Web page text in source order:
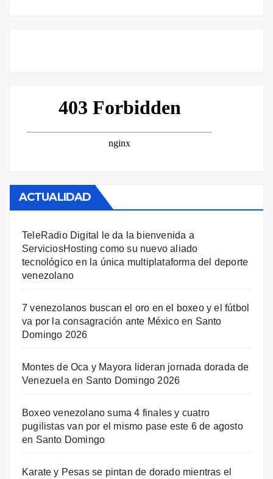
ACTUALIDAD
TeleRadio Digital le da la bienvenida a
ServiciosHosting como su nuevo aliado
tecnológico en la única multiplataforma del deporte
venezolano
7 venezolanos buscan el oro en el boxeo y el fútbol
va por la consagración ante México en Santo
Domingo 2026
Montes de Oca y Mayora lideran jornada dorada de
Venezuela en Santo Domingo 2026
Boxeo venezolano suma 4 finales y cuatro
pugilistas van por el mismo pase este 6 de agosto
en Santo Domingo
Karate y Pesas se pintan de dorado mientras el